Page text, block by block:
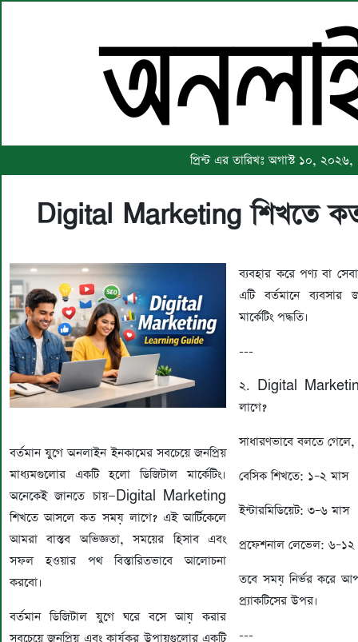
প্রিন্ট এর তারিখঃ অগাস্ট ১০,
Digital Marketing শিখতে কত
বর্তমান যুগে অনলাইন ইনকামের সবচেয়ে জনপ্রিয়
মাধ্যমগুলোর একটি হলো ডিজিটাল মার্কেটিং।
অনেকেই জানতে চায়—Digital Marketing
শিখতে আসলে কত সময় লাগে? এই আর্টিকেলে
আমরা বাস্তব অভিজ্ঞতা, সময়ের হিসাব এবং
সফল হওয়ার পথ বিস্তারিতভাবে আলোচনা
করবো।
বর্তমান ডিজিটাল যুগে ঘরে বসে আয় করার
সবচেয়ে জনপ্রিয় এবং কার্যকর উপায়গুলোর একটি
ব্যবহার করে পণ্য বা সেবা
এটি বর্তমানে ব্যবসার
মার্কেটিং পদ্ধতি।
---
২. Digital
লাগে?
সাধারণভাবে বলতে গেলে,
বেসিক শিখতে: ১–২ মাস
ইন্টারমিডিয়েট: ৩–৬ মাস
প্রফেশনাল লেভেল: ৬–১২
তবে সময় নির্ভর করে
প্র্যাকটিসের উপর।
---